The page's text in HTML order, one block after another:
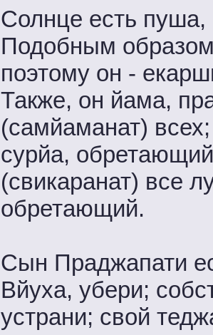
Солнце есть пуша,
Подобным
поэтому он -
Также, он йама,
(самйаманат)
сурйа,
(свикаранат) все
обретающий.
Сын Праджапати
Вйуха, убери;
устрани; свой